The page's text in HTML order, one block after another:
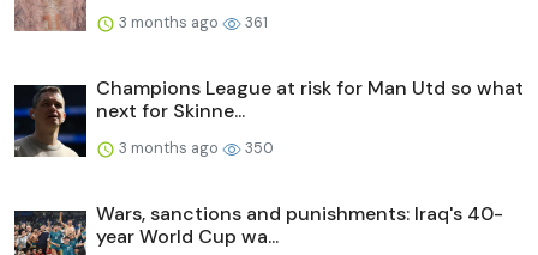
3 months ago 361
Champions League at risk for Man Utd so what
next for Skinne...
3 months ago 350
Wars, sanctions and punishments: Iraq's 40-
year World Cup wa...